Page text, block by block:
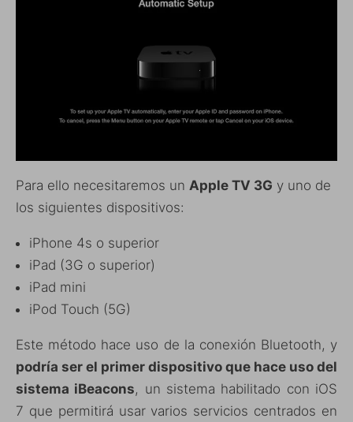
Para ello necesitaremos un Apple TV 3G y uno de
los siguientes dispositivos:
iPhone 4s o superior
iPad (3G o superior)
iPad mini
iPod Touch (5G)
Este método hace uso de la conexión Bluetooth, y
podría ser el primer dispositivo que hace uso del
sistema iBeacons, un sistema habilitado con iOS
7 que permitirá usar varios servicios centrados en